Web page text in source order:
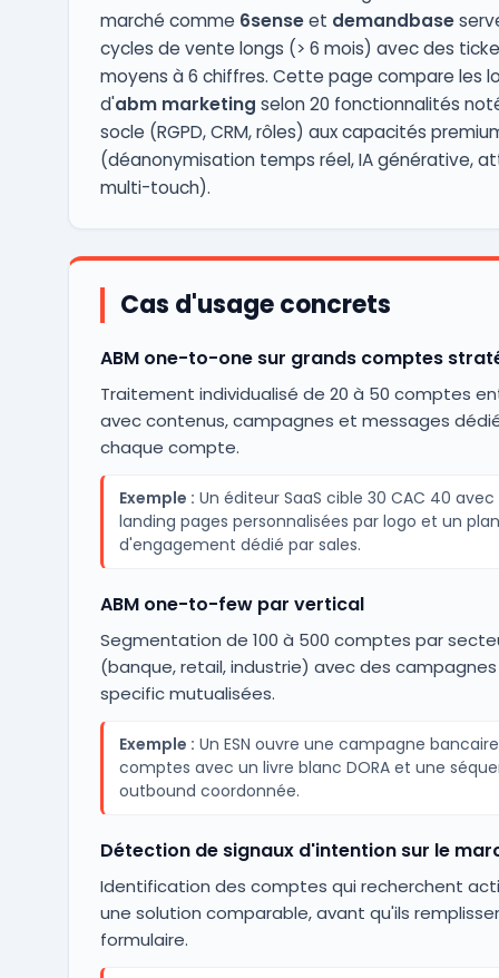
marché comme 6senseet demandbase
cycles de vente longs (> 6 mois) avec des
moyens à 6 chiffres. Cette page compare les
d'abm marketing selon 20 fonctionnalités
socle (RGPD, CRM, rôles) aux capacités
(déanonymisation temps réel, IA générative,
multi-touch).
Cas d'usage concrets
ABM one-to-one sur grands comptes
Traitement individualisé de 20 à 50 comptes
avec contenus, campagnes et messages
chaque compte.
Exemple : Un éditeur SaaS cible 30 CAC 40 avec
landing pages personnalisées par logo et un plan
d'engagement dédié par sales.
ABM one-to-few par vertical
Segmentation de 100 à 500 comptes par
(banque, retail, industrie) avec des
specific mutualisées.
Exemple : Un ESN ouvre une campagne bancaire
comptes avec un livre blanc DORA et une
outbound coordonnée.
Détection de signaux d'intention sur le
Identification des comptes qui recherchent
une solution comparable, avant qu'ils
formulaire.